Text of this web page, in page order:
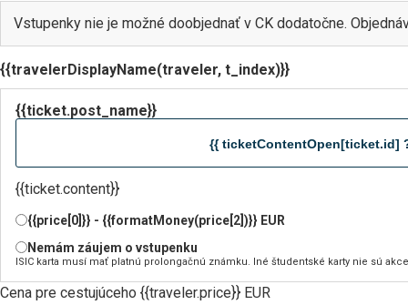
Vstupenky nie je možné doobjednať v CK dodatočne.
{{travelerDisplayName(traveler, t_index)}}
{{ticket.post_name}}
{{ ticketContentOpen[ticket.id]
{{ticket.content}}
{{price[0]}} - {{formatMoney(price[2])}} EUR
Nemám záujem o vstupenku
ISIC karta musí mať platnú prolongačnú známku. Iné študentské karty nie sú
Cena pre cestujúceho {{traveler.price}} EUR